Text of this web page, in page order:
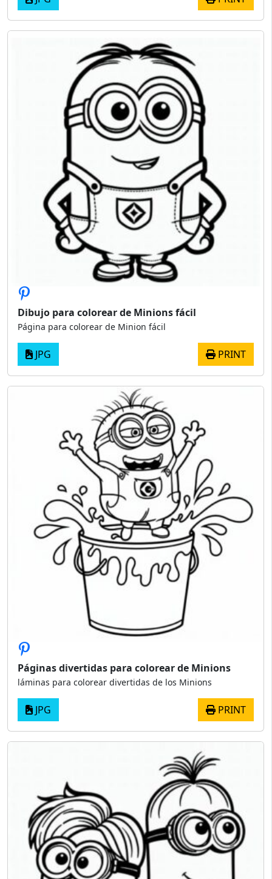
Dibujo para colorear de Minions fácil
Página para colorear de Minion fácil
JPG PRINT
Páginas divertidas para colorear de Minions
láminas para colorear divertidas de los Minions
JPG PRINT